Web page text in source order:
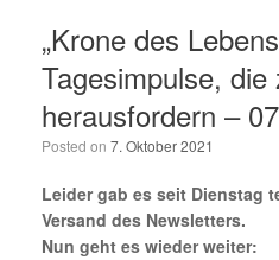
„Krone des
Tagesimpulse, die
herausfordern –
Posted on 7. Oktober 2021
Leider gab es seit Dienstag
Versand des Newsletters.
Nun geht es wieder weiter: